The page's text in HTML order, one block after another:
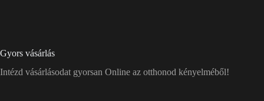
Gyors vásárlás
Intézd vásárlásodat gyorsan Online az otthonod kényelméből!